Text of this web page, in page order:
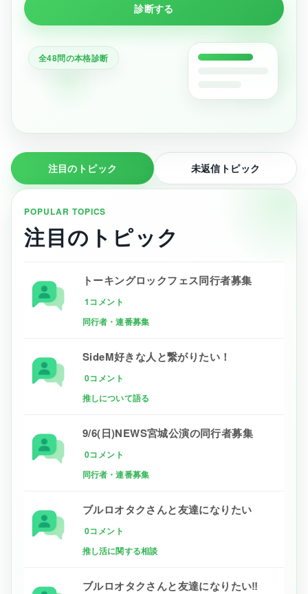
診断する
全48問の本格診断
注目のトピック 未返信トピック
POPULAR TOPICS
注目のトピック
トーキングロックフェス同行者募集
1コメント
同行者・連番募集
SideM好きな人と繋がりたい！
0コメント
推しについて語る
9/6(日)NEWS宮城公演の同行者募集
0コメント
同行者・連番募集
ブルロオタクさんと友達になりたい
0コメント
推し活に関する相談
ブルロオタクさんと友達になりたい‼